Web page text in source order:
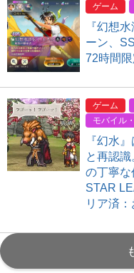
ゲーム
『幻想
ーン、
72時間
ゲーム
モバイル
『幻水
と再認
の丁寧な
STAR
リア済：